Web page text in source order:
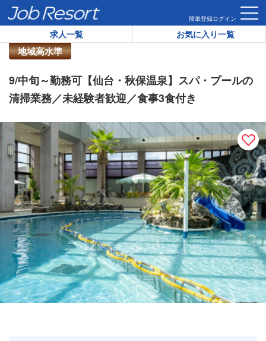
簡単登録ログイン
求人一覧 お気に入り一覧
HOME 求人一覧 9/中旬～勤務可【仙台・秋保温泉】スパ・プ
地域高水準
リゾートバイト求人番号：
9/中旬～勤務可【仙台・秋保温泉】スパ・プールの
清掃業務／未経験者歓迎／食事3食付き